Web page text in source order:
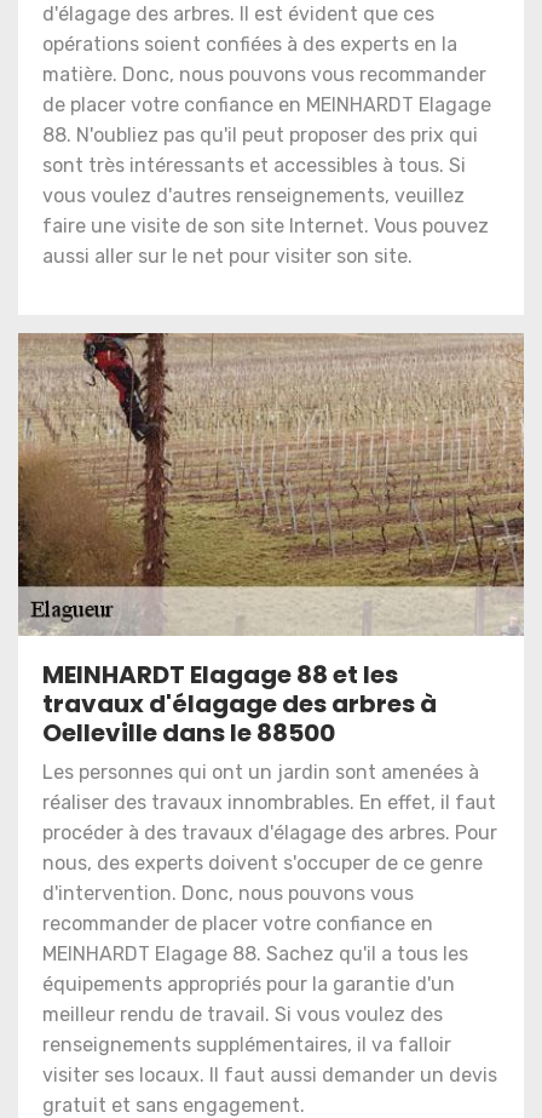
d'élagage des arbres. Il est évident que ces
opérations soient confiées à des experts en la
matière. Donc, nous pouvons vous recommander
de placer votre confiance en MEINHARDT Elagage
88. N'oubliez pas qu'il peut proposer des prix qui
sont très intéressants et accessibles à tous. Si
vous voulez d'autres renseignements, veuillez
faire une visite de son site Internet. Vous pouvez
aussi aller sur le net pour visiter son site.
MEINHARDT Elagage 88 et les
travaux d'élagage des arbres à
Oelleville dans le 88500
Les personnes qui ont un jardin sont amenées à
réaliser des travaux innombrables. En effet, il faut
procéder à des travaux d'élagage des arbres. Pour
nous, des experts doivent s'occuper de ce genre
d'intervention. Donc, nous pouvons vous
recommander de placer votre confiance en
MEINHARDT Elagage 88. Sachez qu'il a tous les
équipements appropriés pour la garantie d'un
meilleur rendu de travail. Si vous voulez des
renseignements supplémentaires, il va falloir
visiter ses locaux. Il faut aussi demander un devis
gratuit et sans engagement.